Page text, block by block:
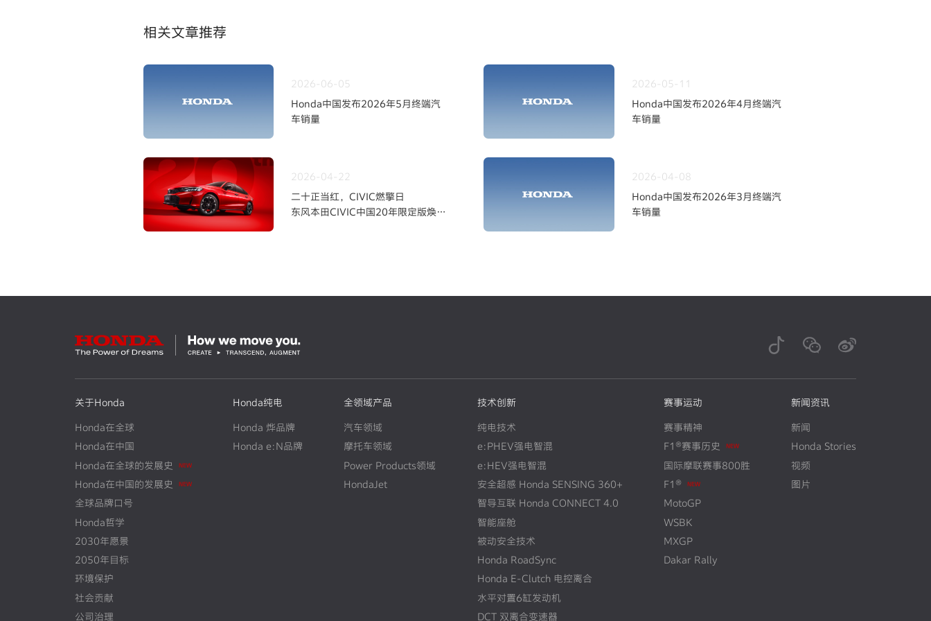
相关文章推荐
2026-06-05
Honda中国发布2026年5月终端汽
车销量
2026-05-11
Honda中国发布2026年4月终端汽
车销量
2026-04-22
二十正当红，CIVIC燃擎日
东风本田CIVIC中国20年限定版焕新
2026-04-08
Honda中国发布2026年3月终端汽
车销量
关于Honda
Honda在全球
Honda在中国
Honda在全球的发展史
N EW
Honda在中国的发展史 N EW
全球品牌口号
Honda哲学
2030年愿景
2050年目标
环境保护
社会贡献
公司治理
Honda纯电
Honda 烨品牌
Honda e:N品牌
全领域产品
汽车领域
摩托车领域
Power Products领域
HondaJet
技术创新
纯电技术
e:PHEV强电智混
e:HEV强电智混
安全超感 Honda SENSING 360+
智导互联 Honda CONNECT 4.0
智能座舱
被动安全技术
Honda RoadSync
Honda E-Clutch 电控离合
水平对置6缸发动机
DCT 双离合变速器
赛事运动
赛事精神
F1®赛事历史
NEW
国际摩联赛事800胜
F1®
N EW
MotoGP
WSBK
MXGP
Dakar Rally
新闻资讯
新闻
Honda Stories
视频
图片